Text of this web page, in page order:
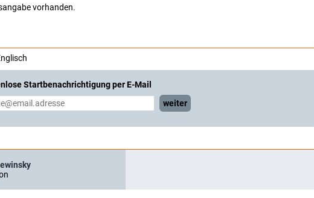
vorhanden.
Startbenachrichtigung per E-Mail
weiter